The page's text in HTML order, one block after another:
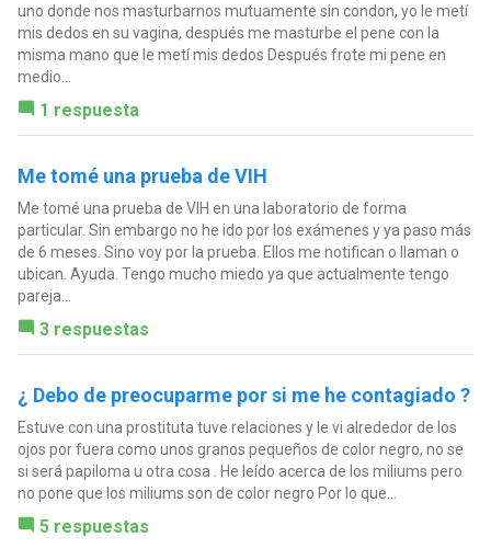
uno donde nos masturbarnos mutuamente sin condon, yo le metí
mis dedos en su vagina, después me masturbe el pene con la
misma mano que le metí mis dedos Después frote mi pene en
medio...
1 respuesta
Me tomé una prueba de VIH
Me tomé una prueba de VIH en una laboratorio de forma
particular. Sin embargo no he ido por los exámenes y ya paso más
de 6 meses. Sino voy por la prueba. Ellos me notifican o llaman o
ubican. Ayuda. Tengo mucho miedo ya que actualmente tengo
pareja...
3 respuestas
¿ Debo de preocuparme por si me he contagiado ?
Estuve con una prostituta tuve relaciones y le vi alrededor de los
ojos por fuera como unos granos pequeños de color negro, no se
si será papiloma u otra cosa . He leído acerca de los miliums pero
no pone que los miliums son de color negro Por lo que...
5 respuestas